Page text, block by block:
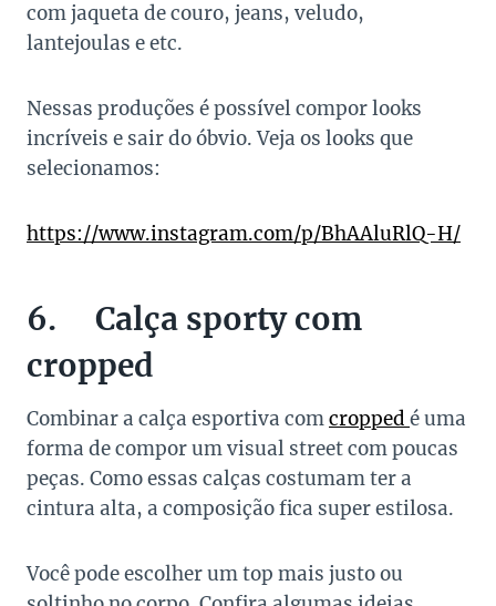
com jaqueta de couro, jeans, veludo,
lantejoulas e etc.
Nessas produções é possível compor looks
incríveis e sair do óbvio. Veja os looks que
selecionamos:
https://www.instagram.com/p/BhAAluRlQ-H/
6. Calça sporty com
cropped
Combinar a calça esportiva comcropped é uma
forma de compor um visual street com poucas
peças. Como essas calças costumam ter a
cintura alta, a composição fica super estilosa.
Você pode escolher um top mais justo ou